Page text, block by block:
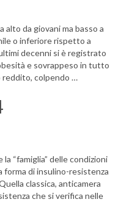
alto da giovani ma basso a
o inferiore rispetto a
decenni si è registrato
e sovrappeso in tutto
reddito, colpendo …
“famiglia” delle condizioni
di insulino-resistenza
classica, anticamera
che si verifica nelle